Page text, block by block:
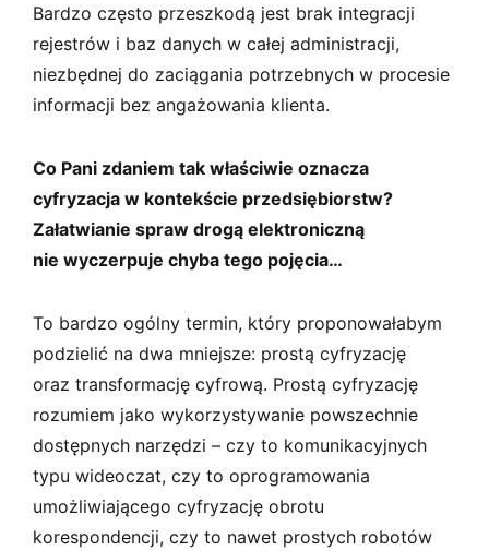
Bardzo często przeszkodą jest brak integracji
rejestrów i baz danych w całej administracji,
niezbędnej do zaciągania potrzebnych w procesie
informacji bez angażowania klienta.
Co Pani zdaniem tak właściwie oznacza
cyfryzacja w kontekście przedsiębiorstw?
Załatwianie spraw drogą elektroniczną
nie wyczerpuje chyba tego pojęcia…
To bardzo ogólny termin, który proponowałabym
podzielić na dwa mniejsze: prostą cyfryzację
oraz transformację cyfrową. Prostą cyfryzację
rozumiem jako wykorzystywanie powszechnie
dostępnych narzędzi – czy to komunikacyjnych
typu wideoczat, czy to oprogramowania
umożliwiającego cyfryzację obrotu
korespondencji, czy to nawet prostych robotów